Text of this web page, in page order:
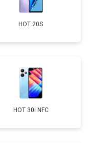
HOT 20S
HOT 30i NFC